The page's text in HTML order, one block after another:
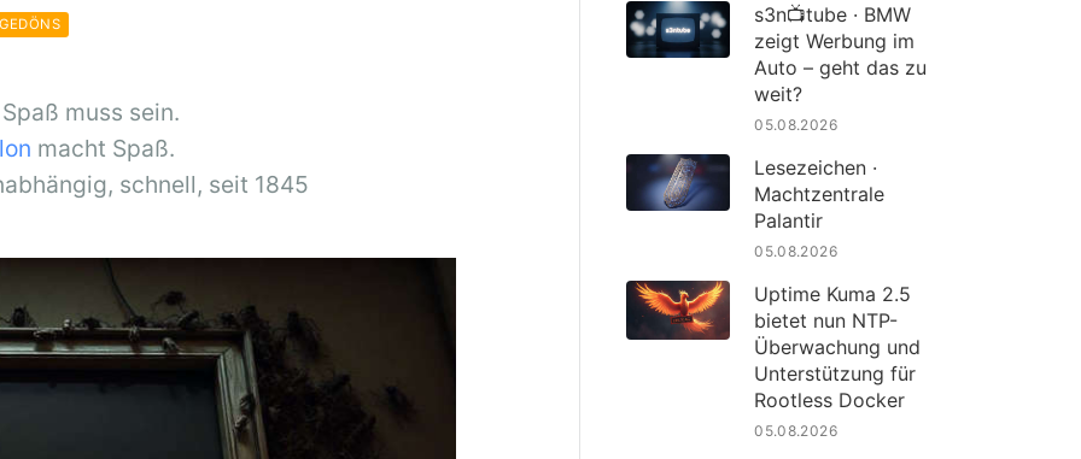
muss sein.
macht Spaß.
schnell, seit 1845
s3n📺tube · BMW
zeigt Werbung im
Auto – geht das zu
weit?
05.08.2026
Lesezeichen ·
Machtzentrale
Palantir
05.08.2026
Uptime Kuma 2.5
bietet nun NTP-
Überwachung und
Unterstützung für
Rootless Docker
05.08.2026